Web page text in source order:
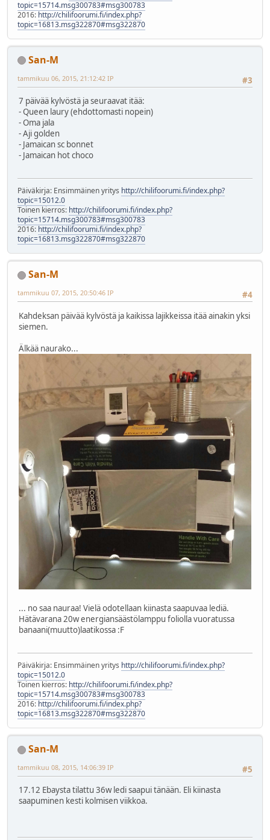
topic=15714.msg300783#msg300783
2016: http://chilifoorumi.fi/index.php?
topic=16813.msg322870#msg322870
San-M
#3
tammikuu 06, 2015, 21:12:42 IP
7 päivää kylvöstä ja seuraavat itää:
- Queen laury (ehdottomasti nopein)
- Oma jala
- Aji golden
- Jamaican sc bonnet
- Jamaican hot choco
Päiväkirja: Ensimmäinen yritys http://chilifoorumi.fi/index.php?
topic=15012.0
Toinen kierros: http://chilifoorumi.fi/index.php?
topic=15714.msg300783#msg300783
2016: http://chilifoorumi.fi/index.php?
topic=16813.msg322870#msg322870
San-M
#4
tammikuu 07, 2015, 20:50:46 IP
Kahdeksan päivää kylvöstä ja kaikissa lajikkeissa itää ainakin yksi
siemen.
Älkää naurako...
... no saa nauraa! Vielä odotellaan kiinasta saapuvaa lediä.
Hätävarana 20w energiansäästölamppu foliolla vuoratussa
banaani(muutto)laatikossa :F
Päiväkirja: Ensimmäinen yritys http://chilifoorumi.fi/index.php?
topic=15012.0
Toinen kierros: http://chilifoorumi.fi/index.php?
topic=15714.msg300783#msg300783
2016: http://chilifoorumi.fi/index.php?
topic=16813.msg322870#msg322870
San-M
#5
tammikuu 08, 2015, 14:06:39 IP
17.12 Ebaysta tilattu 36w ledi saapui tänään. Eli kiinasta
saapuminen kesti kolmisen viikkoa.